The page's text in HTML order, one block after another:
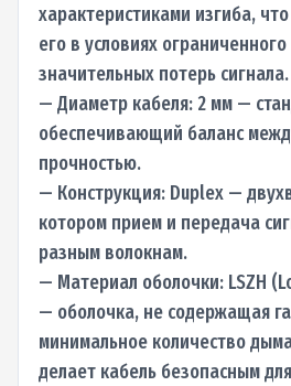
характеристиками изгиба,
его в условиях
значительных потерь сигнала.
— Диаметр кабеля: 2 мм —
обеспечивающий баланс
прочностью.
— Конструкция: Duplex —
котором прием и передача
разным волокнам.
— Материал оболочки: LSZH
— оболочка, не содержащая
минимальное количество
делает кабель безопасным